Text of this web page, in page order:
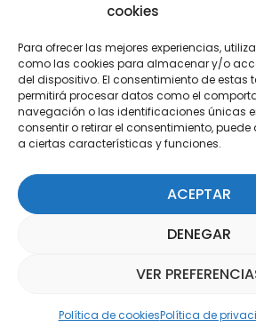
cookies
Para ofrecer las mejores experiencias,
como las cookies para almacenar y/o
del dispositivo. El consentimiento de estas
permitirá procesar datos como el
navegación o las identificaciones únicas
consentir o retirar el consentimiento,
a ciertas características y funciones.
ACEPTAR
DENEGAR
VER
Política de cookiesPolítica de
Suscríbete a nuestra
SUSCRÍBETE AQUÍ